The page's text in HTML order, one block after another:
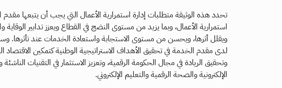
تحدد هذه الوثيقة متطلبات إدارة استمرارية الأعمال التي يجب أن يتبعها
استمرارية الأعمال، وبما يزيد من مستوى النضج في القطاع ويعزز تدابير
ويقلل أثرها، ويحسن من مستوى الاستجابة واستعادة الخدمات عند تأثرها.
لدى مقدم الخدمة في تحقيق الأهداف الاستراتيجية الوطنية كتمكين الاقتصاد
وتحقيق الريادة في مجال الحكومة الرقمية، وتعزيز الاستثمار في التقنيات
الإلكترونية والصحة الرقمية والتعليم الإلكتروني.